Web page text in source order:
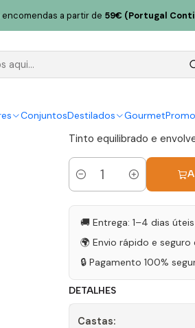
ConjuntosDestilados Gourmet
a partir de 59€ (Portugal
Tinto 1,5L
Filipa
|
Tinto equilibrado e
Quantidade
🚚 Entrega: 1–4 dias
🌍 Envio rápido e
🔒 Pagamento 100%
DETALHES
Castas: